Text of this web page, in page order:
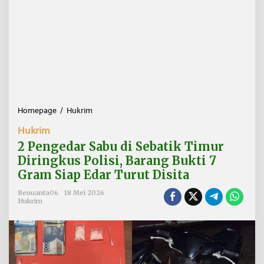
Homepage / Hukrim
n
g
e
d
r
b
u
Hukrim
2 Pengedar Sabu di Sebatik Timur
Diringkus Polisi, Barang Bukti 7
Gram Siap Edar Turut Disita
Benuanta06
18 Mei 2026
Hukrim